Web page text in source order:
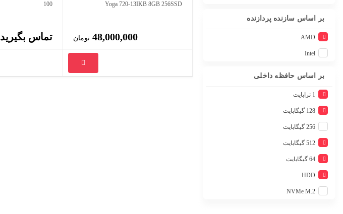
بر اساس سازنده پردازنده
AMD
Intel
بر اساس حافظه داخلی
1 ترابایت
128 گيگابايت
256 گيگابايت
512 گيگابايت
64 گيگابايت
HDD
NVMe M.2
Yoga 720-13IKB 8GB 256SSD
48,000,000 تومان
100
تماس بگیرید